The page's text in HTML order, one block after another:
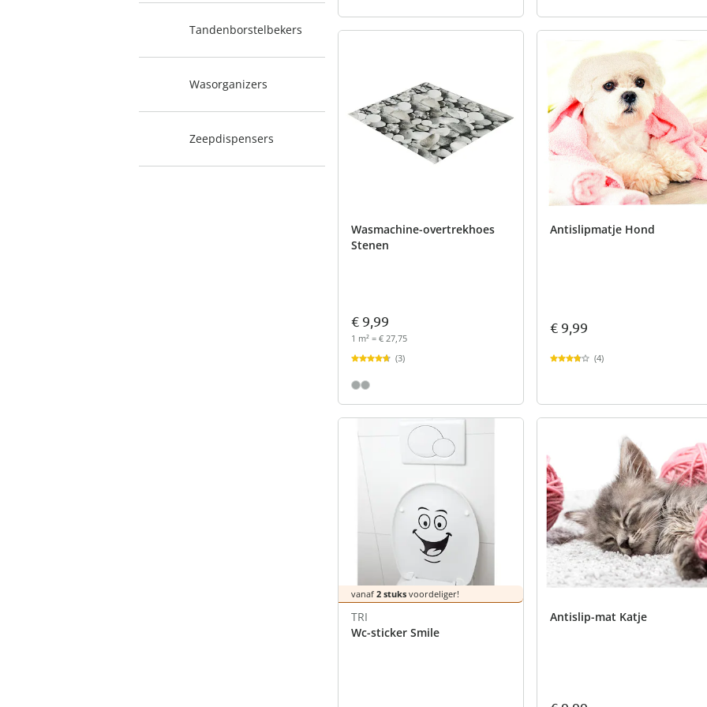
Tandenborstelbekers
Wasorganizers
Zeepdispensers
Wasmachine-overtrekhoes
Stenen
€ 9,99
1 m² = € 27,75
(3)
Antislipmatje Hond
€ 9,99
(4)
vanaf 2 stuks voordeliger!
TRI
Wc-sticker Smile
Antislip-mat Katje